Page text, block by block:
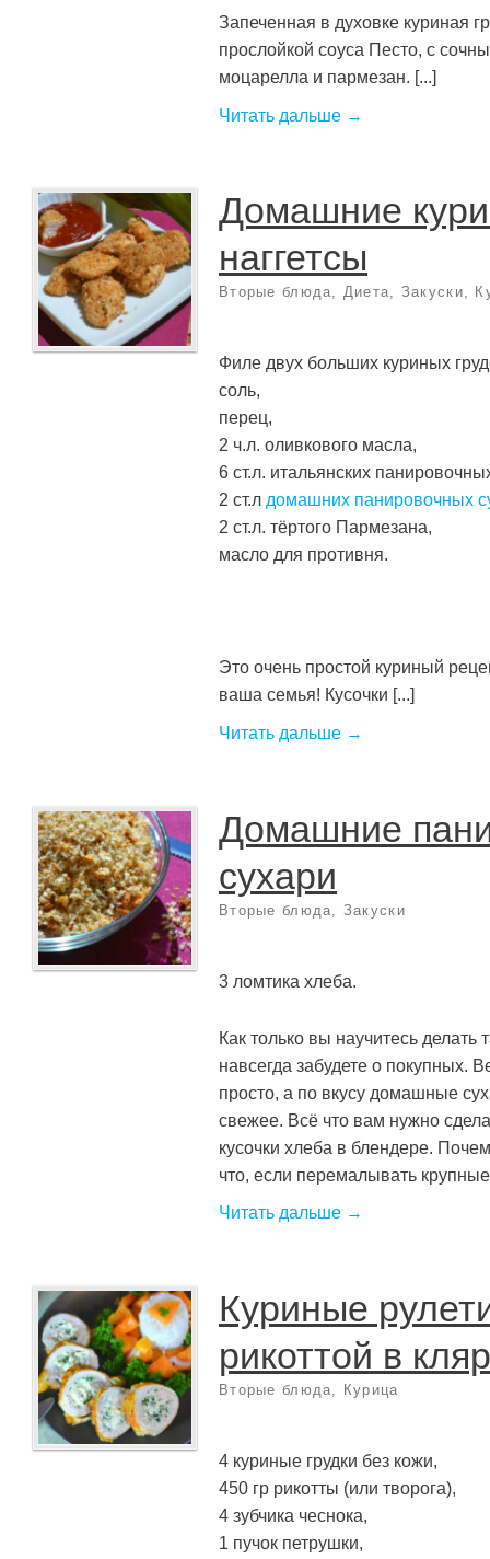
Запеченная в духовке куриная
прослойкой соуса Песто, с
моцарелла и пармезан. [...]
Читать дальше →
Домашние
наггетсы
Вторые блюда, Диета, Закуски,
Филе двух больших куриных
соль,
перец,
2 ч.л. оливкового масла,
6 ст.л. итальянских
2 ст.л домашних панировочных
2 ст.л. тёртого Пармезана,
масло для противня.
Это очень простой куриный
ваша семья! Кусочки [...]
Читать дальше →
Домашние
сухари
Вторые блюда Закуски
3 ломтика хлеба.
Как только вы научитесь делать
навсегда забудете о покупных.
просто, а по вкусу домашные
свежее. Всё что вам нужно
кусочки хлеба в блендере.
что, если перемалывать
Читать дальше →
Куриные
рикоттой в
Вторые блюда Курица
4 куриные грудки без кожи,
450 гр рикотты (или творога),
4 зубчика чеснока,
1 пучок петрушки,